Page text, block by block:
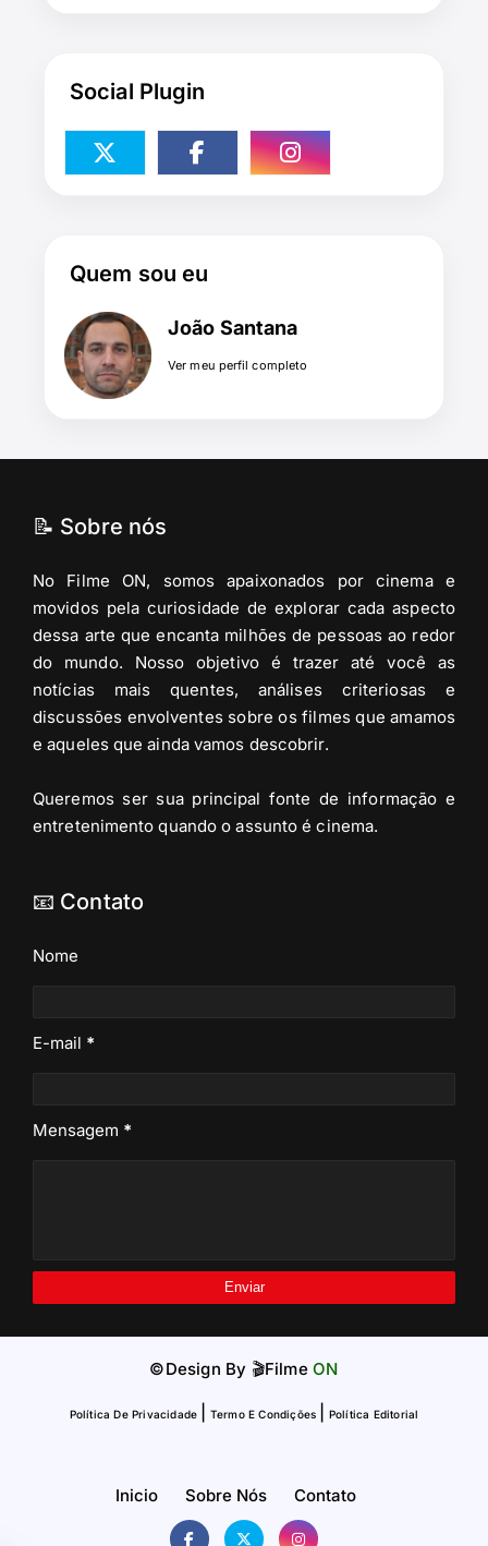
Social Plugin
Quem sou eu
João Santana
Ver meu perfil completo
📝 Sobre nós
No Filme ON, somos apaixonados por cinema e
movidos pela curiosidade de explorar cada aspecto
dessa arte que encanta milhões de pessoas ao redor
do mundo. Nosso objetivo é trazer até você as
notícias mais quentes, análises criteriosas e
discussões envolventes sobre os filmes que amamos
e aqueles que ainda vamos descobrir.
Queremos ser sua principal fonte de informação e
entretenimento quando o assunto é cinema.
📧 Contato
Nome
E-mail *
Mensagem *
©Design By 🎬Filme ON
Política De Privacidade Termo E Condições Política Editorial
Inicio Sobre Nós Contato